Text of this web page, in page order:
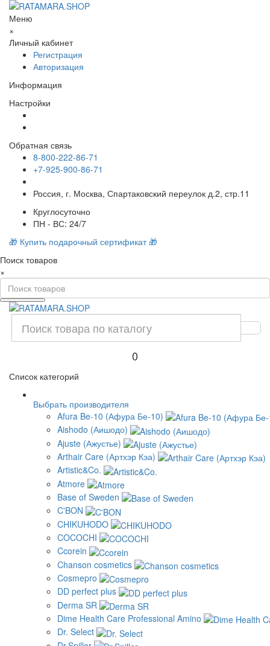
Меню
×
Личный кабинет
Регистрация
Авторизация
Информация
Настройки
Обратная связь
8-800-222-86-71
+7-925-900-86-71
Россия, г. Москва, Спартаковский переулок д.2, стр.11
Круглосуточно
ПН - ВС: 24/7
🎁 Купить подарочный сертификат 🎁
Поиск товаров
×
0
Список категорий
Выбрать производителя
Afura Be-10 (Афура Бе-10)
Aishodo (Аишодо)
Ajuste (Ажустье)
Arthair Care (Артхэр Кэа)
Artistic&Co.
Atmore
Base of Sweden
C'BON
CHIKUHODO
COCOCHI
Ccorein
Chanson cosmetics
Cosmepro
DD perfect plus
Derma SR
Dime Health Care Professional Amino
Dr. Select